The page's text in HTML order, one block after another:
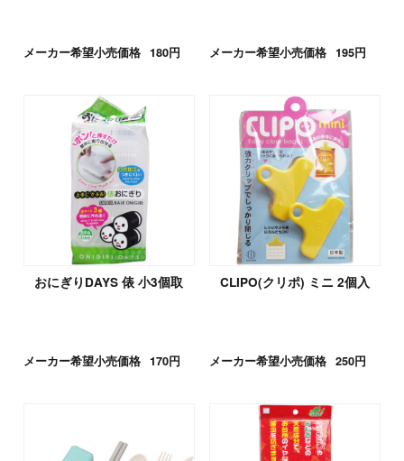
メーカー希望小売価格 180円 メーカー希望小売価格 195円
おにぎりDAYS 俵 小3個取
メーカー希望小売価格 170円
CLIPO(クリポ) ミニ 2個入
メーカー希望小売価格 250円